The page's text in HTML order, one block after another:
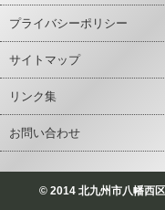
プライバシーポリシー
サイトマップ
リンク集
お問い合わせ
© 2014 北九州市八幡西